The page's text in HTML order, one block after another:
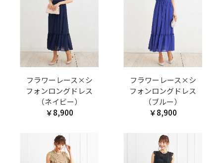
フラワーレース×シ
フォンロングドレス
（ネイビー）
￥8,900
フラワーレース×シ
フォンロングドレス
（ブルー）
￥8,900